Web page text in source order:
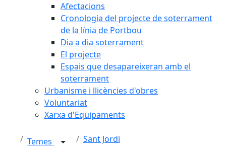
Afectacions
Cronologia del projecte de soterrament
de la línia de Portbou
Dia a dia soterrament
El projecte
Espais que desapareixeran amb el
soterrament
Urbanisme i llicències d'obres
Voluntariat
Xarxa d'Equipaments
Temes Sant Jordi